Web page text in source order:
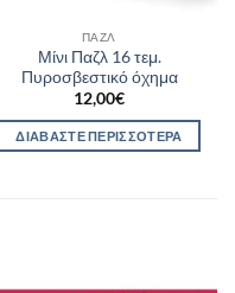
ΠΑΖΛ
Μίνι Παζλ 16 τεμ.
Πυροσβεστικό όχημα
12,00€
ΔΙΑΒΆΣΤΕ ΠΕΡΙΣΣΌΤΕΡΑ